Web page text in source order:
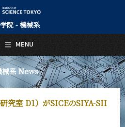
院 - 機械系
械系 News
究室 D1）がSICEのSIYA-SII
MENU
English